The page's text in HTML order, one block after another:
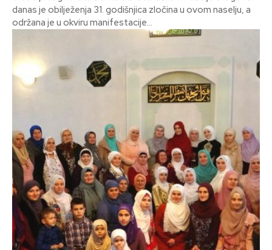
danas je obilježenja 31. godišnjica zločina u ovom naselju, a
održana je u okviru manifestacije...